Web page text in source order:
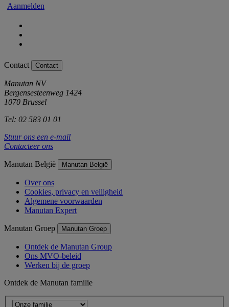
Aanmelden
Contact Contact
Manutan NV
Bergensesteenweg 1424
1070 Brussel
Tel: 02 583 01 01
Stuur ons een e-mail
Contacteer ons
Manutan België Manutan België
Over ons
Cookies, privacy en veiligheid
Algemene voorwaarden
Manutan Expert
Manutan Groep Manutan Groep
Ontdek de Manutan Group
Ons MVO-beleid
Werken bij de groep
Ontdek de Manutan familie